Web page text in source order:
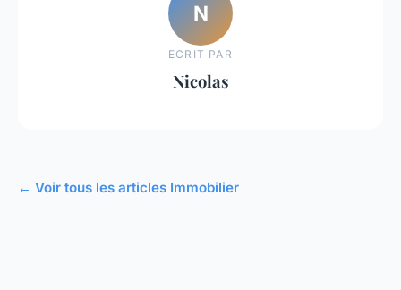
N
ECRIT PAR
Nicolas
← Voir tous les articles Immobilier